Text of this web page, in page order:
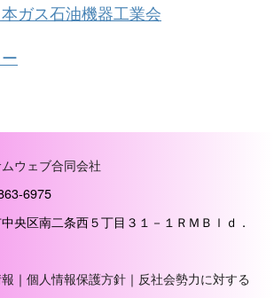
ガス石油機器工業会
ウェブ合同会社
6975
央区南二条西５丁目３１－１ＲＭＢｌｄ．
｜ 個人情報保護方針 ｜ 反社会勢力に対する